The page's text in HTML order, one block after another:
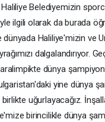
Belediyemizin
ilgili olarak da burada
Haliliye'mizin ve
dalgalandırıyor.
dünya
yine dünya
birlikte uğurlayacağız.
birincilikle dünya